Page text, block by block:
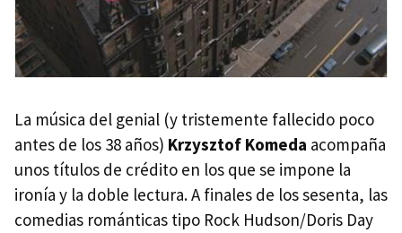
La música del genial (y tristemente fallecido poco
antes de los 38 años) Krzysztof Komeda acompaña
unos títulos de crédito en los que se impone la
ironía y la doble lectura. A finales de los sesenta, las
comedias románticas tipo Rock Hudson/Doris Day